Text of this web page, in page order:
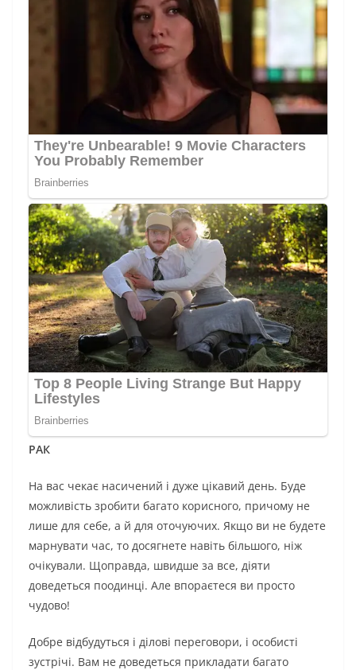
РАК
На вас чекає насичений і дуже цікавий день. Буде
можливість зробити багато корисного, причому не
лише для себе, а й для оточуючих. Якщо ви не будете
марнувати час, то досягнете навіть більшого, ніж
очікували. Щоправда, швидше за все, діяти
доведеться поодинці. Але впораєтеся ви просто
чудово!
Добре відбудуться і ділові переговори, і особисті
зустрічі. Вам не доведеться прикладати багато